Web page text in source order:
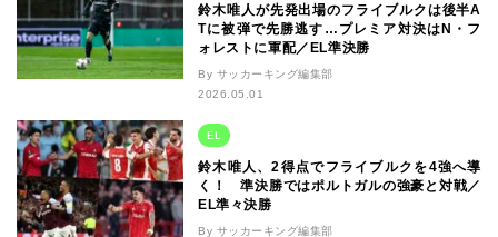
鈴木唯人が先発出場のフライブルクは後半A
Tに被弾で先勝逃す…プレミア対決はN・フ
ォレストに軍配／EL準決勝
By サッカーキング編集部
2026.05.01
EL
鈴木唯人、2得点でフライブルクを4強へ導
く！ 準決勝ではポルトガルの強豪と対戦／
EL準々決勝
By サッカーキング編集部